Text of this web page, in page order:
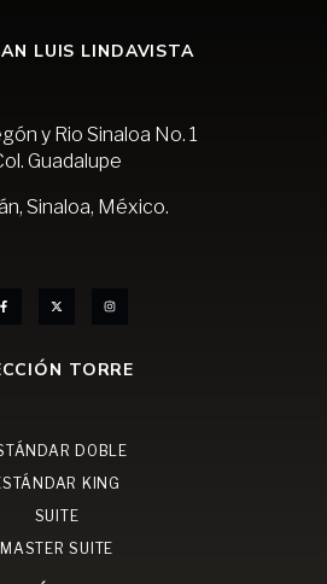
LUIS LINDAVISTA
y Rio Sinaloa No. 1
Guadalupe
Sinaloa, México.
TORRE
DOBLE
KING
SUITE
MASTER SUITE